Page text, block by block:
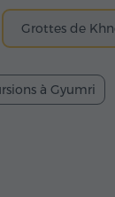
Grottes de
à Gyumri